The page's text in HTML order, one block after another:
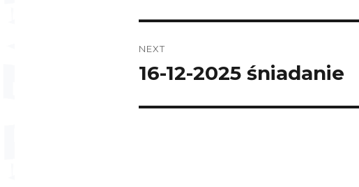
NEXT
Next
16-12-2025 śniadanie